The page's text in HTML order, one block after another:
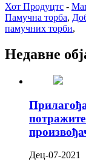
Хот Продуцтс -
Памучна торба,
памучних торби,
Недавне
Дец-07-2021